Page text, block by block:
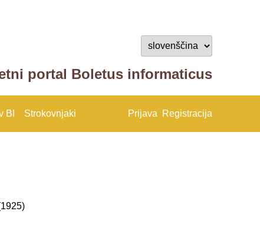
portal Boletus informaticus
BI Strokovnjaki Prijava Registracija